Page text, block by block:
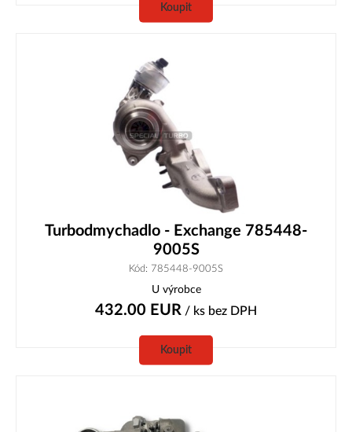
Koupit
Turbodmychadlo - Exchange 785448-
9005S
Kód: 785448-9005S
U výrobce
432.00 EUR / ks bez DPH
Koupit